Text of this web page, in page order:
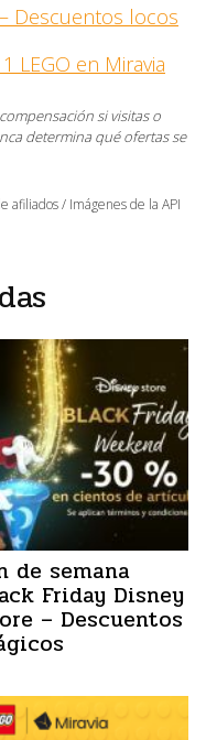
Descuentos locos
LEGO en Miravia
si visitas o
determina qué ofertas se
afiliados / Imágenes de la API
de semana
Friday Disney
– Descuentos